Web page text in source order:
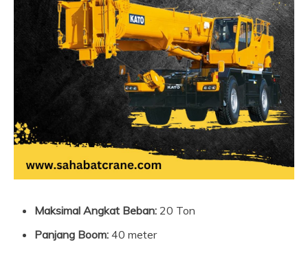
Maksimal Angkat Beban: 20 Ton
Panjang Boom: 40 meter